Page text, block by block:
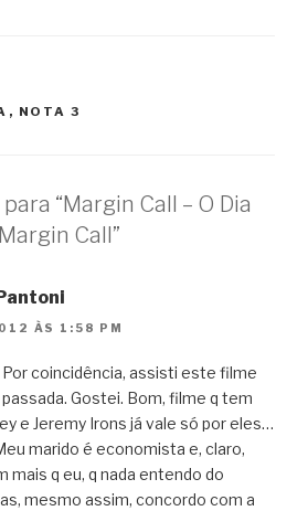
, NOTA 3
“Margin Call – O Dia
Call”
ÀS 1:58 PM
Por coincidência, assisti este filme
Gostei. Bom, filme q tem
e Jeremy Irons já vale só por eles…
marido é economista e, claro,
mais q eu, q nada entendo do
mesmo assim, concordo com a